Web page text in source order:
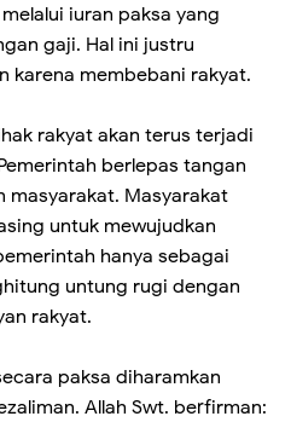
iuran paksa yang
gaji. Hal ini justru
karena membebani rakyat.
rakyat akan terus terjadi
berlepas tangan
masyarakat. Masyarakat
untuk mewujudkan
hanya sebagai
untung rugi dengan
rakyat.
paksa diharamkan
Allah Swt. berfirman: